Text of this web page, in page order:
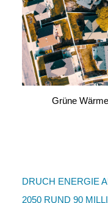
Grüne
DRUCH ENERGIE
2050 RUND 90